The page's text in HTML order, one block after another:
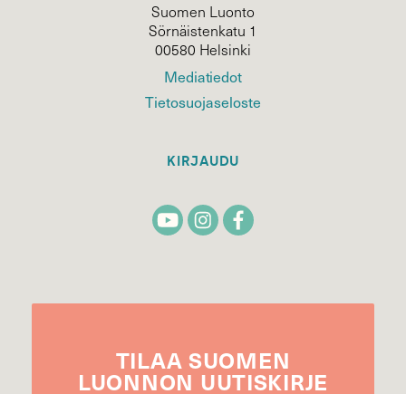
Suomen Luonto
Sörnäistenkatu 1
00580 Helsinki
Mediatiedot
Tietosuojaseloste
KIRJAUDU
TILAA SUOMEN
LUONNON UUTIS­KIRJE